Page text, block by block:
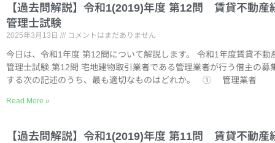
【過去問解説】令和1(2019)年度 第12問 賃貸不動産
管理士試験
2025年3月13日 コメントはまだありません
今日は、令和1年度 第12問について解説します。 令和1年度賃貸不動
管理士試験 第12問 宅地建物取引業者である管理業者が行う借主の募
する次の記述のうち、最も適切なものはどれか。 ① 管理業者
Read More »
【過去問解説】令和1(2019)年度 第11問 賃貸不動産